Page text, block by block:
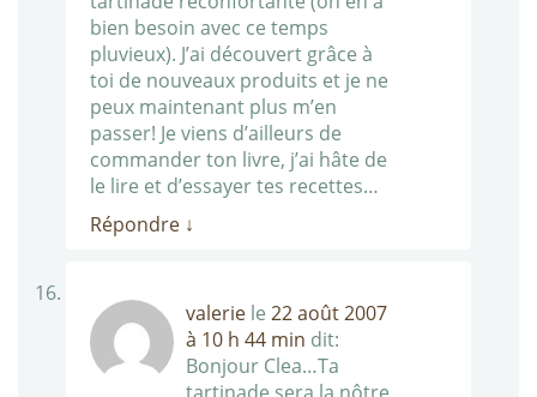
bien besoin avec ce temps
pluvieux). J’ai découvert grâce à
toi de nouveaux produits et je ne
peux maintenant plus m’en
passer! Je viens d’ailleurs de
commander ton livre, j’ai hâte de
le lire et d’essayer tes recettes…
Répondre ↓
valerie le 22 août 2007
à 10 h 44 min dit:
Bonjour Clea…Ta